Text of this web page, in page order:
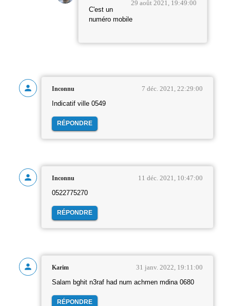
29 août 2021, 19:49:00
C'est un
numéro mobile
Inconnu 7 déc. 2021, 22:29:00
Indicatif ville 0549
RÉPONDRE
Inconnu 11 déc. 2021, 10:47:00
0522775270
RÉPONDRE
Karim 31 janv. 2022, 19:11:00
Salam bghit n3raf had num achmen mdina 0680
RÉPONDRE